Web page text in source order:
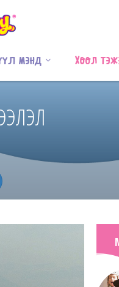
мэнд Хоол